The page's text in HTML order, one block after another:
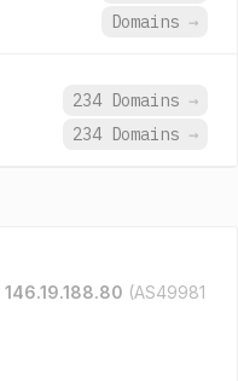
Domains →
234 Domains →
234 Domains →
146.19.188.80 (AS49981